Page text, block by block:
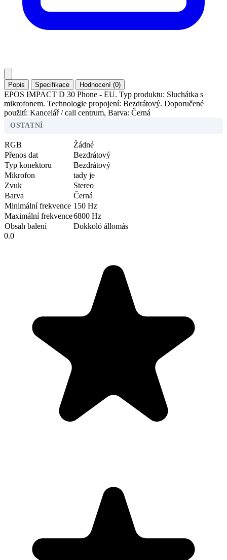
Popis Specifikace Hodnocení (0)
EPOS IMPACT D 30 Phone - EU. Typ produktu: Sluchátka s
mikrofonem. Technologie propojení: Bezdrátový. Doporučené
použití: Kancelář / call centrum, Barva: Černá
OSTATNÍ
RGB
Žádné
Přenos dat
Bezdrátový
Typ konektoru
Bezdrátový
Mikrofon
tady je
Zvuk
Stereo
Barva
Černá
Minimální frekvence 150 Hz
Maximální frekvence6800 Hz
Obsah balení
Dokkoló állomás
0.0